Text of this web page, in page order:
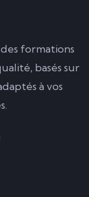
formations
basés sur
à vos